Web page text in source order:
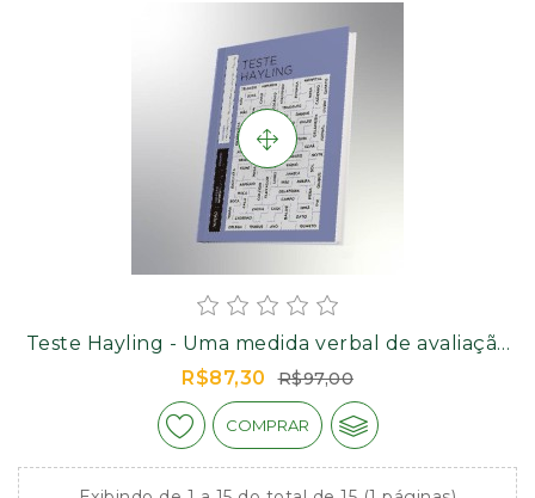
Teste Hayling - Uma medida verbal de avaliação
das funções executivas (Coleção Neuro Pocket)
R$87,30 R$97,00
COMPRAR